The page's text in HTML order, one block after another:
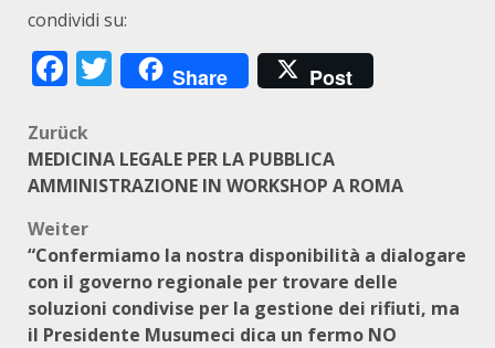
condividi su:
Facebook
Twitter
Share Post
Beitragsnavigation
Zurück
MEDICINA LEGALE PER LA PUBBLICA
AMMINISTRAZIONE IN WORKSHOP A ROMA
Weiter
“Confermiamo la nostra disponibilità a dialogare
con il governo regionale per trovare delle
soluzioni condivise per la gestione dei rifiuti, ma
il Presidente Musumeci dica un fermo NO